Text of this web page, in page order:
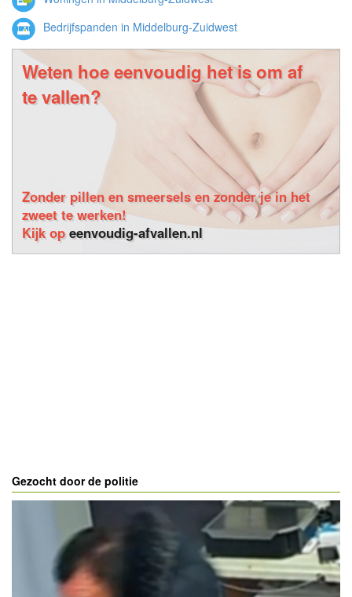
Bedrijfspanden in Middelburg-Zuidwest
Weten hoe eenvoudig het is om af
te vallen?
Zonder pillen en smeersels en zonder je in het
zweet te werken!
Kijk opeenvoudig-afvallen.nl
Gezocht door de politie